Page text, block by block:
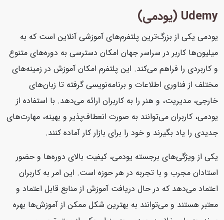
Udemy (یودمی)
یودمی یکی از بزرگ‌ترین پلتفرم‌های آموزشی آنلاین است که به
میلیون‌ها کاربر در سراسر جهان امکان دسترسی به دوره‌های متنوع
و کاربردی را فراهم می‌کند. این پلتفرم امکان آموزش در زمینه‌های
مختلف از فناوری اطلاعات و برنامه‌نویسی گرفته تا زبان‌های
خارجی، مدیریت، و هنر را به کاربران ارائه می‌دهد. با استفاده از
یودمی، کاربران می‌توانند به صورت انعطاف‌پذیر و بهینه، مهارت‌های
جدیدی را یاد بگیرند و خود را برای بازار کار آماده کنند.
یکی از ویژگی‌های برجسته یودمی، کیفیت بالای دوره‌ها و حضور
استادان مجرب و با تجربه در هر حوزه است. این امر به کاربران
اعتماد می‌دهد که در حال دریافت آموزش از منابع قابل اعتماد و
معتبر هستند و می‌توانند به بهترین شکل ممکن از آموزش‌ها بهره